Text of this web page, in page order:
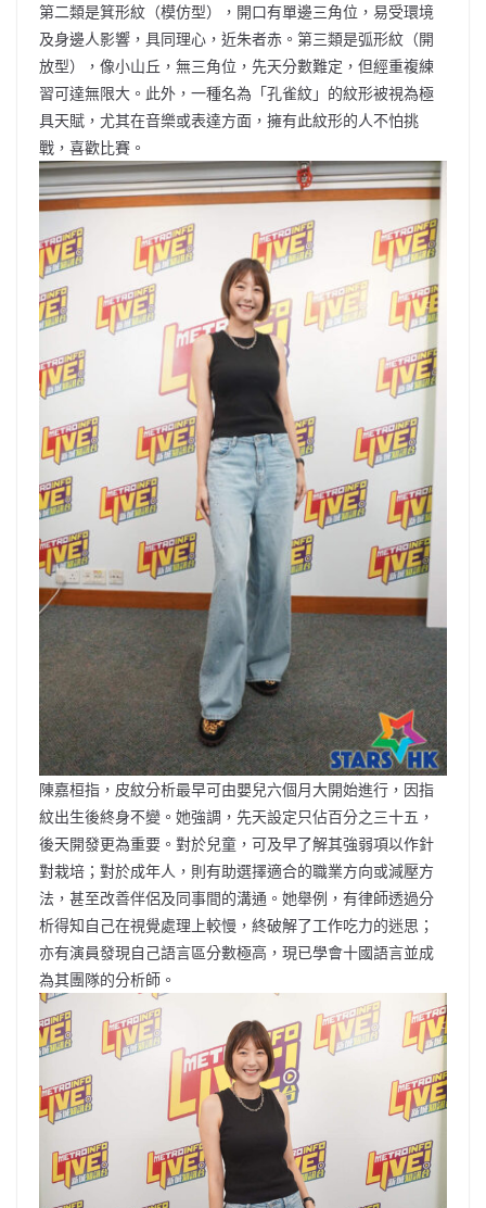
第二類是箕形紋（模仿型），開口有單邊三角位，易受環境
及身邊人影響，具同理心，近朱者赤。第三類是弧形紋（開
放型），像小山丘，無三角位，先天分數難定，但經重複練
習可達無限大。此外，一種名為「孔雀紋」的紋形被視為極
具天賦，尤其在音樂或表達方面，擁有此紋形的人不怕挑
戰，喜歡比賽。
陳嘉桓指，皮紋分析最早可由嬰兒六個月大開始進行，因指
紋出生後終身不變。她強調，先天設定只佔百分之三十五，
後天開發更為重要。對於兒童，可及早了解其強弱項以作針
對栽培；對於成年人，則有助選擇適合的職業方向或減壓方
法，甚至改善伴侶及同事間的溝通。她舉例，有律師透過分
析得知自己在視覺處理上較慢，終破解了工作吃力的迷思；
亦有演員發現自己語言區分數極高，現已學會十國語言並成
為其團隊的分析師。